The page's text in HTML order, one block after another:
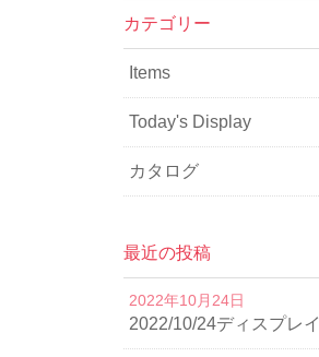
カテゴリー
Items
Today's Display
カタログ
最近の投稿
2022/10/24ディスプレイ
2022年10月24日